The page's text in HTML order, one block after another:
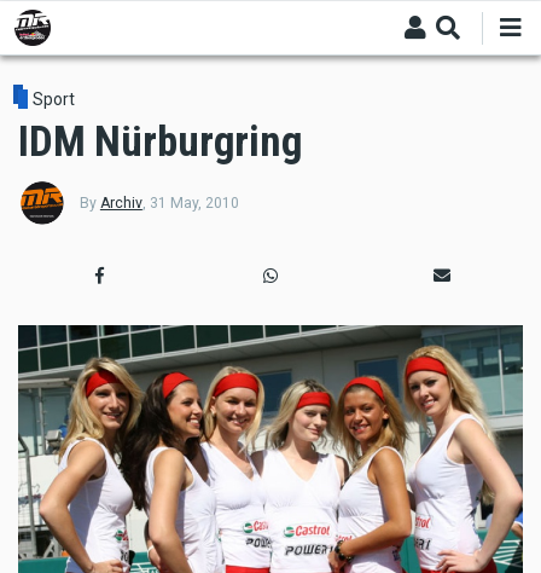
Skip
to
main
content
Sport
IDM Nürburgring
By Archiv, 31 May, 2010